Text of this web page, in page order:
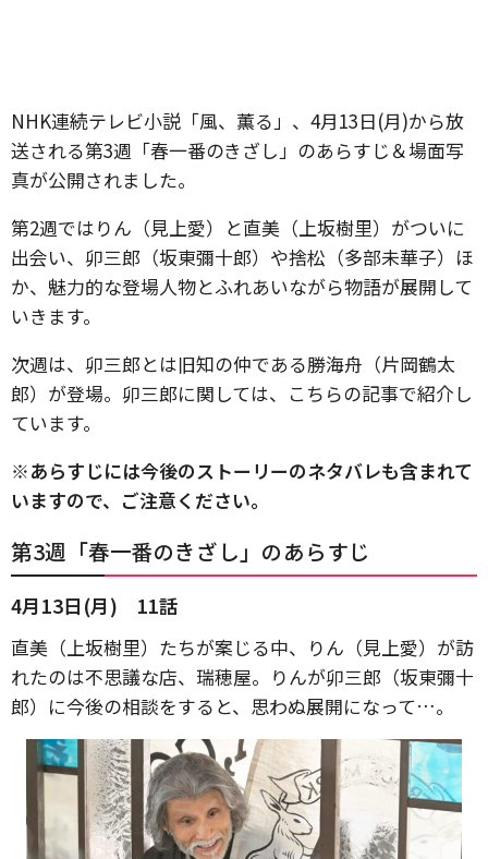
NHK連続テレビ小説「風、薫る」、4月13日(月)から放
送される第3週「春一番のきざし」のあらすじ＆場面写
真が公開されました。
第2週ではりん（見上愛）と直美（上坂樹里）がついに
出会い、卯三郎（坂東彌十郎）や捨松（多部未華子）ほ
か、魅力的な登場人物とふれあいながら物語が展開して
いきます。
次週は、卯三郎とは旧知の仲である勝海舟（片岡鶴太
郎）が登場。卯三郎に関しては、こちらの記事で紹介し
ています。
※あらすじには今後のストーリーのネタバレも含まれて
いますので、ご注意ください。
第3週「春一番のきざし」のあらすじ
4月13日(月) 11話
直美（上坂樹里）たちが案じる中、りん（見上愛）が訪
れたのは不思議な店、瑞穂屋。りんが卯三郎（坂東彌十
郎）に今後の相談をすると、思わぬ展開になって…。